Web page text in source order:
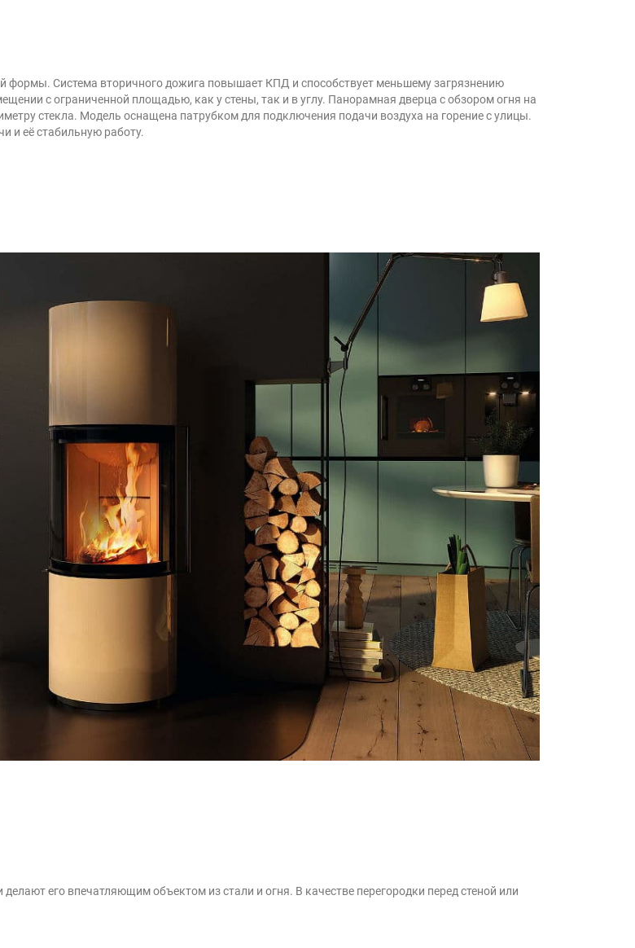
формы. Система вторичного дожига повышает КПД и способствует меньшему загрязнению
с ограниченной площадью, как у стены, так и в углу. Панорамная дверца с обзором огня на
стекла. Модель оснащена патрубком для подключения подачи воздуха на горение с улицы.
и её стабильную работу.
его впечатляющим объектом из стали и огня. В качестве перегородки перед стеной или